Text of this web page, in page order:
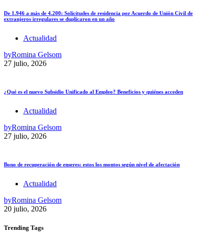
De 1.946 a más de 4.200: Solicitudes de residencia por Acuerdo de Unión Civil de
extranjeros irregulares se duplicaron en un año
Actualidad
byRomina Gelsom
27 julio, 2026
¿Qué es el nuevo Subsidio Unificado al Empleo? Beneficios y quiénes acceden
Actualidad
byRomina Gelsom
27 julio, 2026
Bono de recuperación de enseres: estos los montos según nivel de afectación
Actualidad
byRomina Gelsom
20 julio, 2026
Trending Tags